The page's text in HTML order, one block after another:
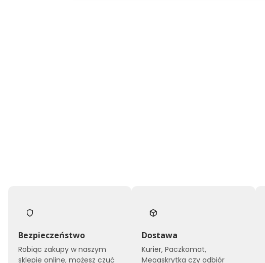
Bezpieczeństwo
Robiąc zakupy w naszym
sklepie online, możesz czuć
Dostawa
Kurier, Paczkomat,
Megaskrytka czy odbiór